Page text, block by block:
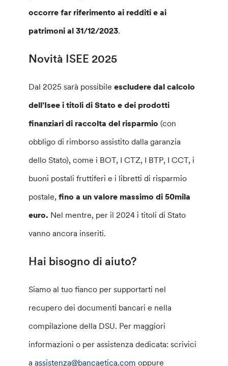
occorre far riferimento ai redditi e ai
patrimoni al 31/12/2023.
Novità ISEE 2025
Dal 2025 sarà possibileescludere dal calcolo
dell’Isee i titoli di Stato e dei prodotti
finanziari di raccolta del risparmio (con
obbligo di rimborso assistito dalla garanzia
dello Stato), come i BOT, I CTZ, I BTP, I CCT, i
buoni postali fruttiferi e i libretti di risparmio
postale,fino a un valore massimo di 50mila
euro. Nel mentre, per il 2024 i titoli di Stato
vanno ancora inseriti.
Hai bisogno di aiuto?
Siamo al tuo fianco per supportarti nel
recupero dei documenti bancari e nella
compilazione della DSU. Per maggiori
informazioni o per assistenza dedicata: scrivici
aassistenza@bancaetica.com oppure